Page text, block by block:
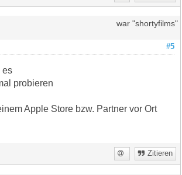
war "shortyfilms"
#5
es
probieren
Apple Store bzw. Partner vor Ort
Zitieren